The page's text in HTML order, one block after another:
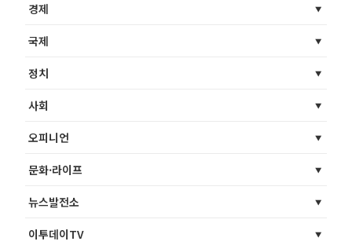
경제
국제
정치
사회
오피니언
문화·라이프
뉴스발전소
이투데이TV